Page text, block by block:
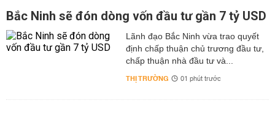
Bắc Ninh sẽ đón dòng vốn đầu tư gần 7 tỷ USD
Lãnh đạo Bắc Ninh vừa trao quyết
định chấp thuận chủ trương đầu tư,
chấp thuận nhà đầu tư và...
THỊ TRƯỜNG 01 phút trước